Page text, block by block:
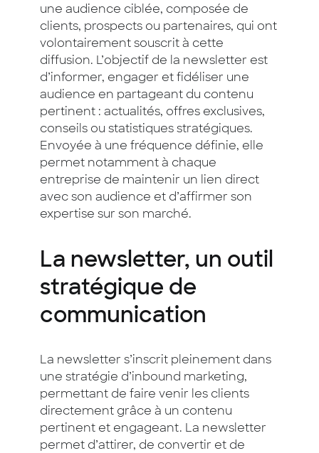
une audience ciblée, composée de
clients, prospects ou partenaires, qui ont
volontairement souscrit à cette
diffusion. L’objectif de la newsletter est
d’informer, engager et fidéliser une
audience en partageant du contenu
pertinent : actualités, offres exclusives,
conseils ou statistiques stratégiques.
Envoyée à une fréquence définie, elle
permet notamment à chaque
entreprise de maintenir un lien direct
avec son audience et d’affirmer son
expertise sur son marché.
La newsletter, un outil
stratégique de
communication
La newsletter s’inscrit pleinement dans
une stratégie d’inbound marketing,
permettant de faire venir les clients
directement grâce à un contenu
pertinent et engageant. La newsletter
permet d’attirer, de convertir et de